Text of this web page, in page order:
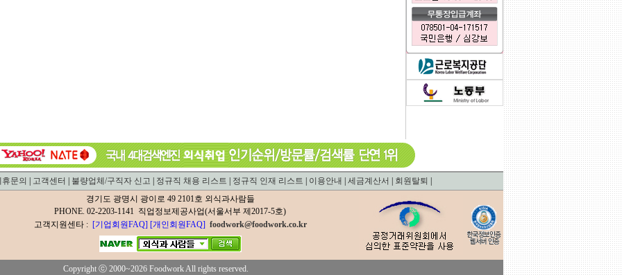
휴문의 고객센터 불량업체/구직자 신고 정규직 채용 리스트 정규직 인재 리스트 이용안내 세금계산서 회원탈퇴
경기도 광명시 광이로 49 2101호 외식과사람들
PHONE. 02-2203-1141 직업정보제공사업(서울서부 제2017-5호)
고객지원센타 : [기업회원FAQ] [개인회원FAQ] foodwork@foodwork.co.kr
Copyright ⓒ 2000~2026 Foodwork All rights reserved.